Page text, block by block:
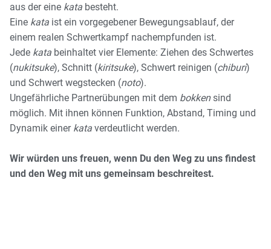
aus der eine kata besteht.
Eine kata ist ein vorgegebener Bewegungsablauf, der
einem realen Schwertkampf nachempfunden ist.
Jede kata beinhaltet vier Elemente: Ziehen des Schwertes
(nukitsuke), Schnitt (kiritsuke), Schwert reinigen (chiburi)
und Schwert wegstecken (noto).
Ungefährliche Partnerübungen mit dem bokkensind
möglich. Mit ihnen können Funktion, Abstand, Timing und
Dynamik einer kata verdeutlicht werden.
Wir würden uns freuen, wenn Du den Weg zu uns findest
und den Weg mit uns gemeinsam beschreitest.